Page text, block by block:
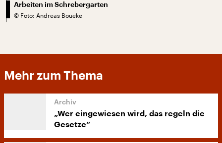
Arbeiten im Schrebergarten
© Foto: Andreas Boueke
Mehr zum Thema
„Wer eingewiesen wird, das regeln die
Gesetze“